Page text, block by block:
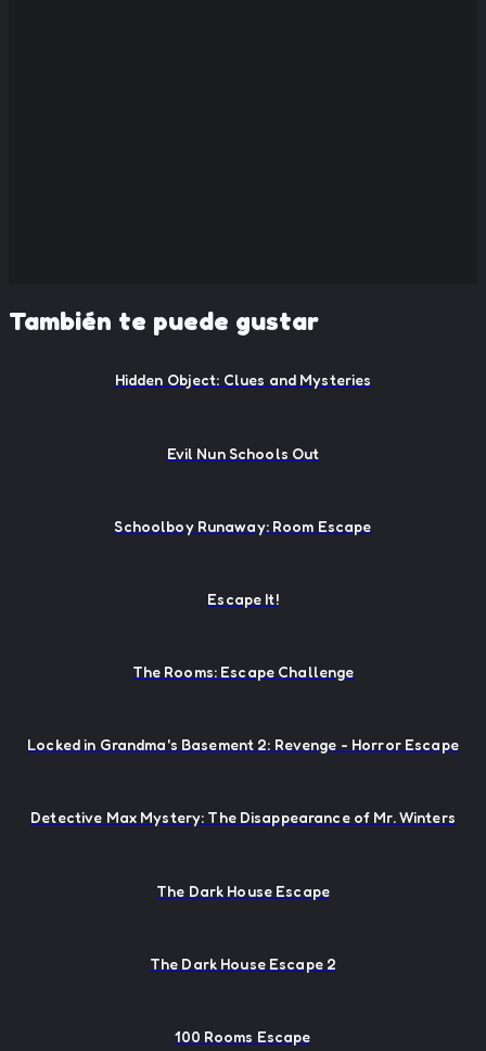
También te puede gustar
Hidden Object: Clues and Mysteries
Evil Nun Schools Out
Schoolboy Runaway: Room Escape
Escape It!
The Rooms: Escape Challenge
Locked in Grandma's Basement 2: Revenge - Horror Escape
Detective Max Mystery: The Disappearance of Mr. Winters
The Dark House Escape
The Dark House Escape 2
100 Rooms Escape